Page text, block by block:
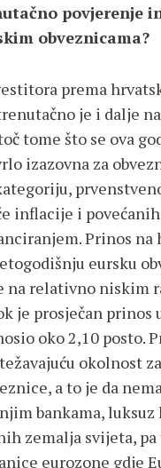
povjerenje
obveznicama?
prema
je i dalje
tome što se ova
izazovna za
inflacije i
Prinos na
eursku
na relativno niskim
je prosječan prinos
oko 2,10 posto.
okolnost
a to je da
bankama,
zemalja svijeta, pa
eurozone gdje